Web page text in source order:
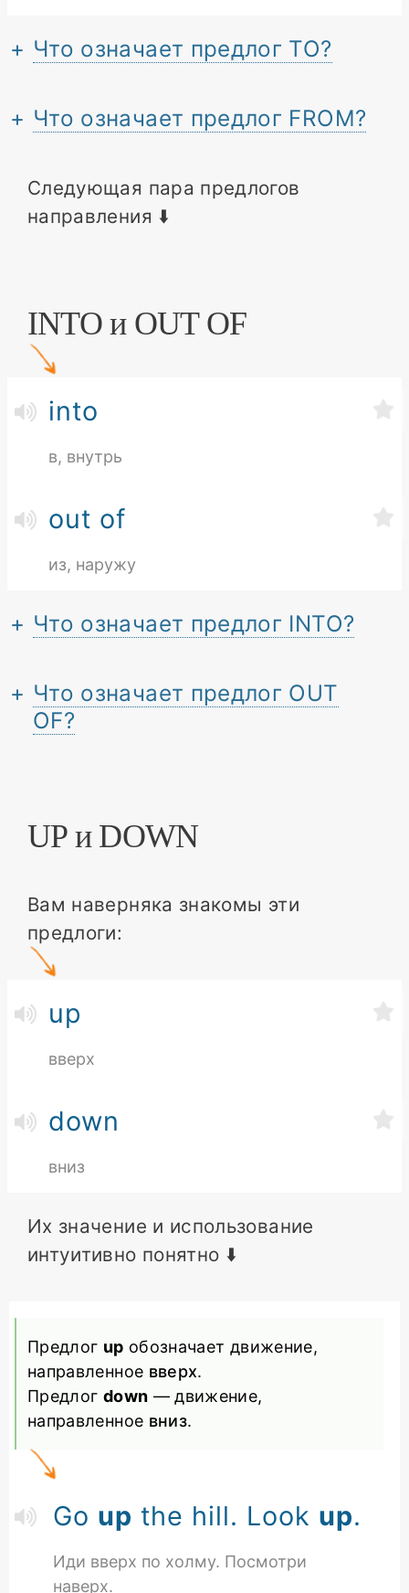
Что означает предлог TO?
Что означает предлог FROM?
Следующая пара предлогов
направления ⬇️
INTO и OUT OF
into
в, внутрь
out of
из, наружу
Что означает предлог INTO?
Что означает предлог OUT
OF?
UP и DOWN
Вам наверняка знакомы эти
предлоги:
up
вверх
down
вниз
Их значение и использование
интуитивно понятно ⬇️
Предлог up обозначает движение,
направленное вверх.
Предлог down — движение,
направленное вниз.
Go up the hill. Look up.
Иди вверх по холму. Посмотри
наверх.